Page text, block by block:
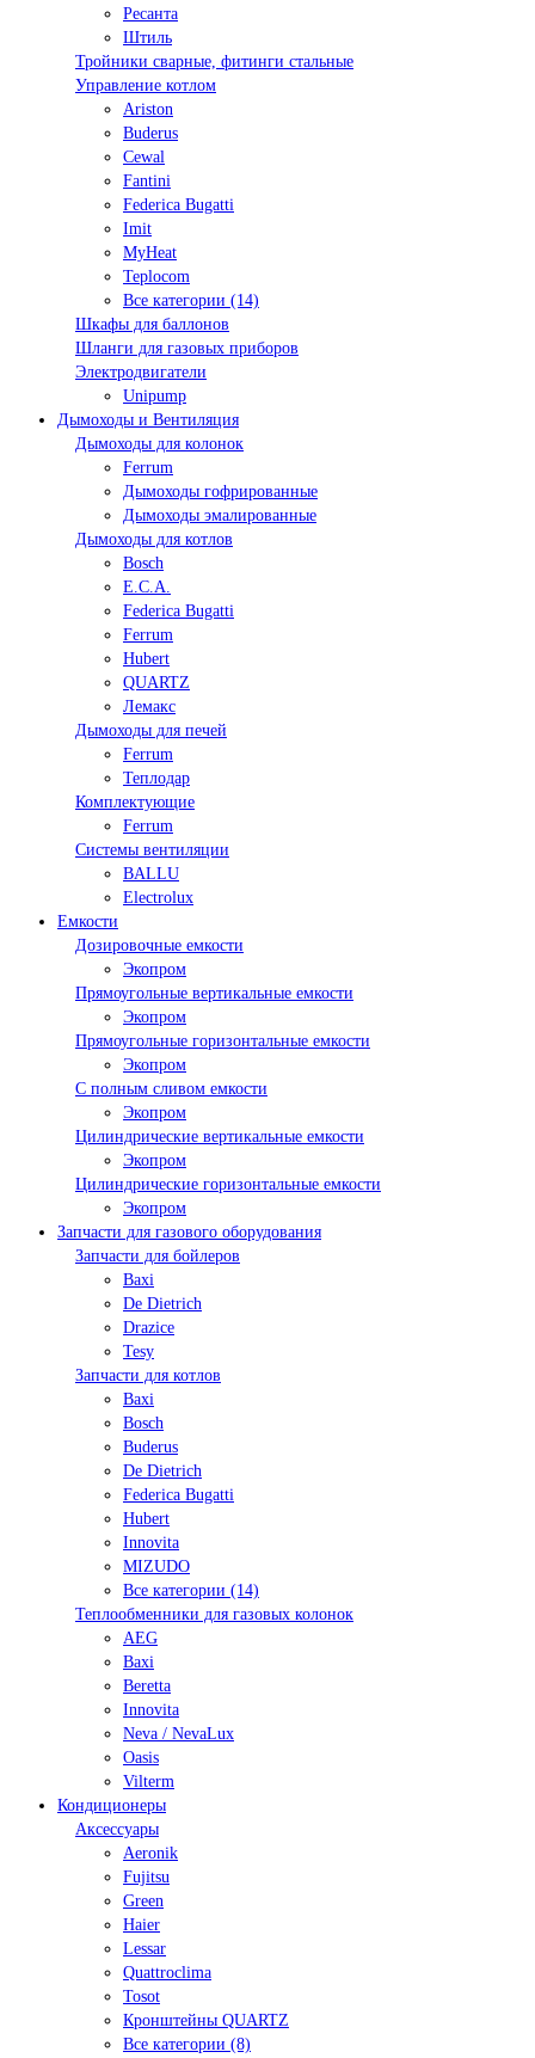
Ресанта
Штиль
Тройники сварные, фитинги стальные
Управление котлом
Ariston
Buderus
Cewal
Fantini
Federica Bugatti
Imit
MyHeat
Teplocom
Все категории (14)
Шкафы для баллонов
Шланги для газовых приборов
Электродвигатели
Unipump
Дымоходы и Вентиляция
Дымоходы для колонок
Ferrum
Дымоходы гофрированные
Дымоходы эмалированные
Дымоходы для котлов
Bosch
E.C.A.
Federica Bugatti
Ferrum
Hubert
QUARTZ
Лемакс
Дымоходы для печей
Ferrum
Теплодар
Комплектующие
Ferrum
Системы вентиляции
BALLU
Electrolux
Емкости
Дозировочные емкости
Экопром
Прямоугольные вертикальные емкости
Экопром
Прямоугольные горизонтальные емкости
Экопром
С полным сливом емкости
Экопром
Цилиндрические вертикальные емкости
Экопром
Цилиндрические горизонтальные емкости
Экопром
Запчасти для газового оборудования
Запчасти для бойлеров
Baxi
De Dietrich
Drazice
Tesy
Запчасти для котлов
Baxi
Bosch
Buderus
De Dietrich
Federica Bugatti
Hubert
Innovita
MIZUDO
Все категории (14)
Теплообменники для газовых колонок
AEG
Baxi
Beretta
Innovita
Neva / NevaLux
Oasis
Vilterm
Кондиционеры
Аксессуары
Aeronik
Fujitsu
Green
Haier
Lessar
Quattroclima
Tosot
Кронштейны QUARTZ
Все категории (8)